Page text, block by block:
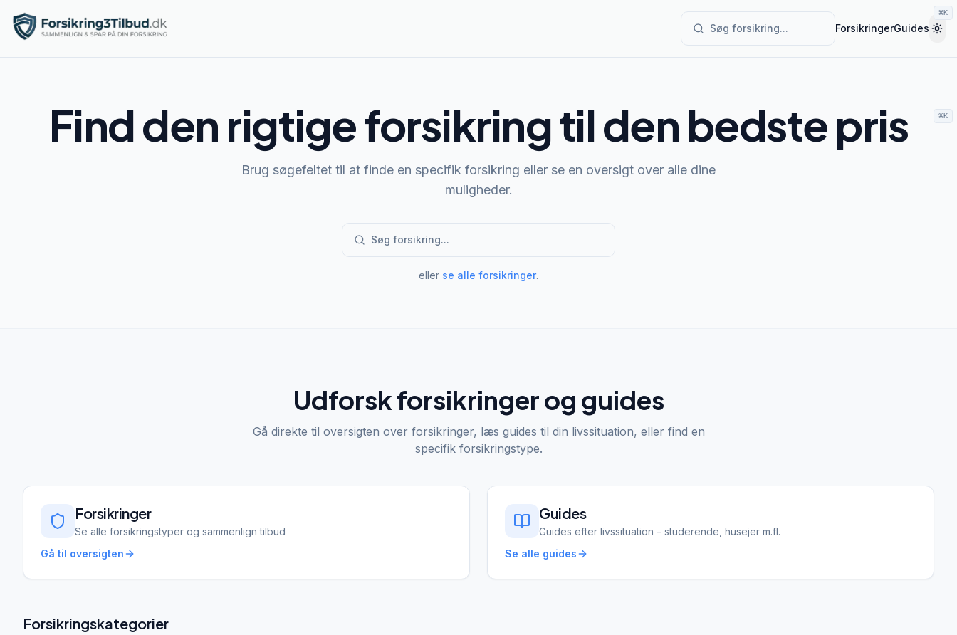
Søg forsikring...
⌘K
ForsikringerGuides
Find den rigtige forsikring til den bedste pris
Brug søgefeltet til at finde en specifik forsikring eller se en oversigt over alle dine
muligheder.
Søg forsikring...
⌘K
eller se alle forsikringer.
Udforsk forsikringer og guides
Gå direkte til oversigten over forsikringer, læs guides til din livssituation, eller find en
specifik forsikringstype.
Forsikringer
Se alle forsikringstyper og sammenlign tilbud
Gå til oversigten
Guides
Guides efter livssituation – studerende, husejer m.fl.
Se alle guides
Forsikringskategorier